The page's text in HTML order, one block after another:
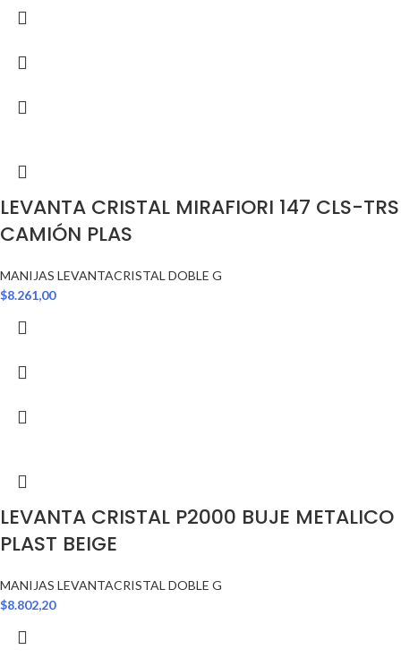
LEVANTA CRISTAL MIRAFIORI 147 CLS-TRS
CAMIÓN PLAS
MANIJAS LEVANTACRISTAL DOBLE G
$8.261,00
LEVANTA CRISTAL P2000 BUJE METALICO
PLAST BEIGE
MANIJAS LEVANTACRISTAL DOBLE G
$8.802,20